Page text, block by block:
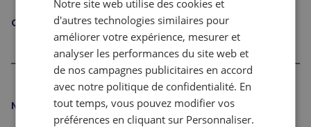
Courriel
Numéro de téléphone
Notre site web utilise des cookies et
d'autres technologies similaires pour
améliorer votre expérience, mesurer et
analyser les performances du site web et
de nos campagnes publicitaires en accord
avec notre politique de confidentialité. En
tout temps, vous pouvez modifier vos
préférences en cliquant sur Personnaliser.